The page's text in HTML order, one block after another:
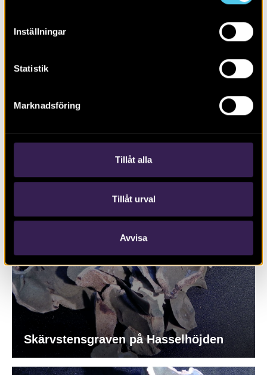
Inställningar
Statistik
Marknadsföring
Tillåt alla
Tillåt urval
Avvisa
RAPPORT 2024:79
Boplats och rituella aktiviteter
Skärvstensgraven på Hasselhöjden